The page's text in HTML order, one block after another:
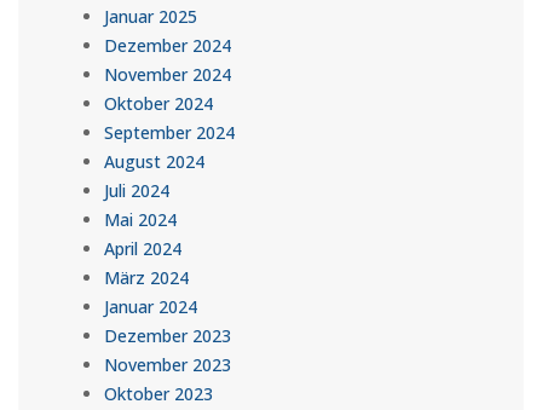
Januar 2025
Dezember 2024
November 2024
Oktober 2024
September 2024
August 2024
Juli 2024
Mai 2024
April 2024
März 2024
Januar 2024
Dezember 2023
November 2023
Oktober 2023